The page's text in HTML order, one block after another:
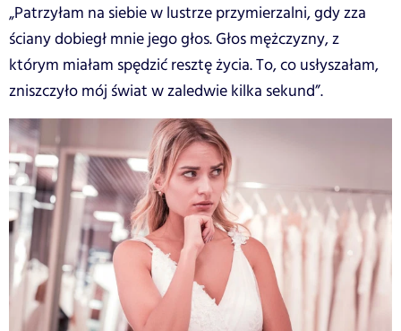
„Patrzyłam na siebie w lustrze przymierzalni, gdy zza
ściany dobiegł mnie jego głos. Głos mężczyzny, z
którym miałam spędzić resztę życia. To, co usłyszałam,
zniszczyło mój świat w zaledwie kilka sekund”.